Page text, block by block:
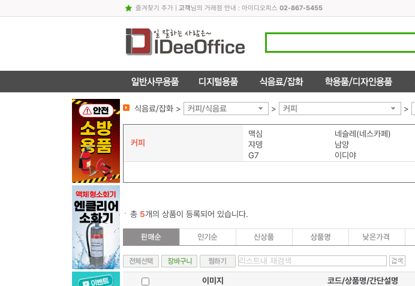
즐겨찾기 추가| 고객님의 거래점 안내 : 아이디오피스 02-867-5455
식음료/잡화 > 커피/식음료 > 커피 >
커피
맥심 네슬레(네스카페)
쟈뎅
남양
G7
이디야
총 5개의 상품이 등록되어 있습니다.
이미지
코드/상품명/간단설명